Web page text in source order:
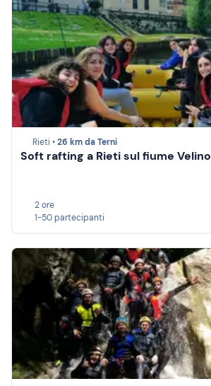
Rieti •26 km da Terni
Soft rafting a Rieti sul fiume Velino
2 ore
1-50 partecipanti